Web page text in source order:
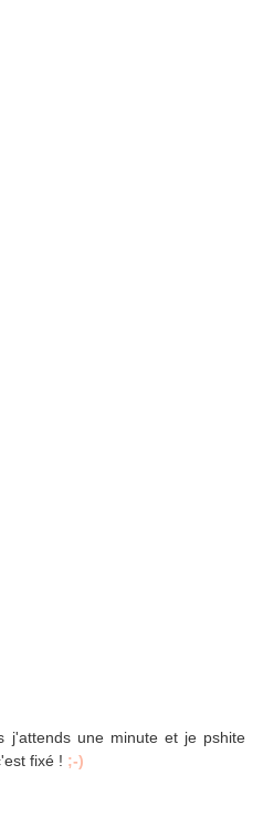
j'attends une minute et je pshite
fixé ! ;-)